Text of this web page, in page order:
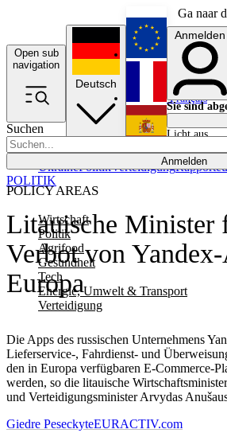
Ga naar
Open sub
navigation
Suchen
Anmelden
POLICY AREAS
Wirtschaft
Politik
Agrifood
Gesundheit
Tech
Energie, Umwelt & Transport
Verteidigung
UkrainePolitikVerteidigung
Deutsch
English
Français
Anmelden
Sie sind
Licht aus
Litauische Minister
Verbot von
Europa
Die Apps des russischen Unternehmens
Lieferservice-, Fahrdienst- und
den in Europa verfügbaren E-Commerce-
werden, so die litauische
und Verteidigungsminister Arvydas
POLITIK
Giedre PeseckyteEURACTIV.com